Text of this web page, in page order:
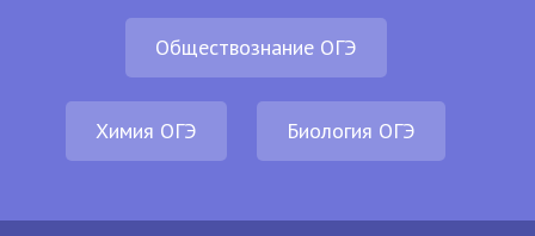
Обществознание ОГЭ
Химия ОГЭ Биология ОГЭ